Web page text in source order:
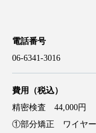
電話番号
06-6341-3016
費用（税込）
精密検査 44,000円
①部分矯正 ワイヤー